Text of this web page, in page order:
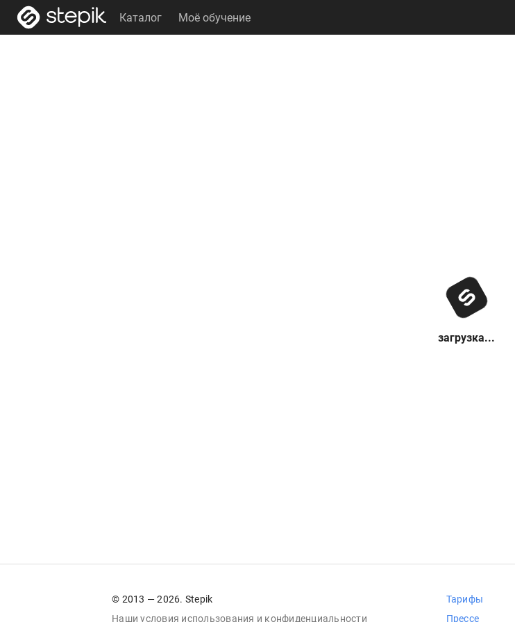
Каталог Моё обучение
загрузка...
© 2013 — 2026. Stepik
Наши условия использования и конфиденциальности
Тарифы
Прессе